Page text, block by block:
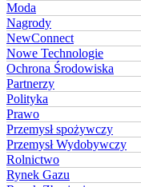
Moda
Nagrody
NewConnect
Nowe Technologie
Ochrona Środowiska
Partnerzy
Polityka
Prawo
Przemysł spożywczy
Przemysł Wydobywczy
Rolnictwo
Rynek Gazu